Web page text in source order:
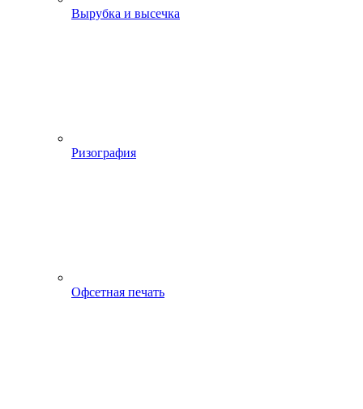
Вырубка и высечка
Ризография
Офсетная печать